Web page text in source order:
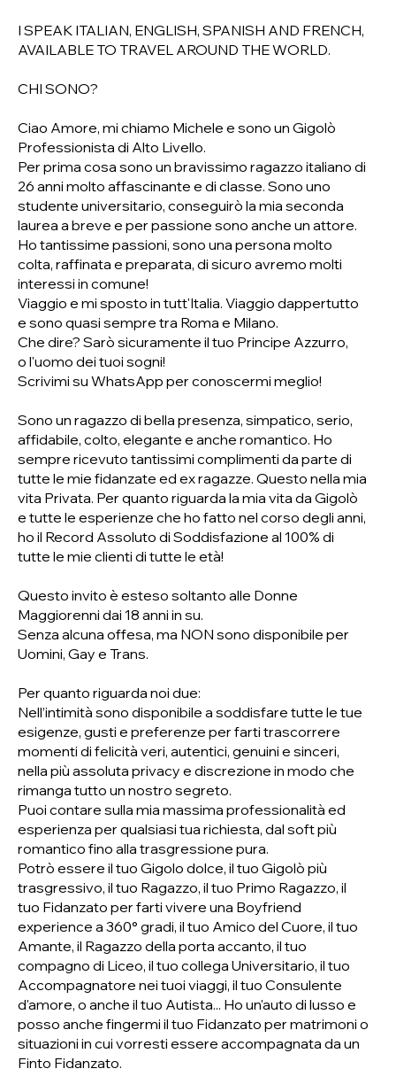
I SPEAK ITALIAN, ENGLISH, SPANISH AND FRENCH,
AVAILABLE TO TRAVEL AROUND THE WORLD.
CHI SONO?
Ciao Amore, mi chiamo Michele e sono un Gigolò
Professionista di Alto Livello.
Per prima cosa sono un bravissimo ragazzo italiano di
26 anni molto affascinante e di classe. Sono uno
studente universitario, conseguirò la mia seconda
laurea a breve e per passione sono anche un attore.
Ho tantissime passioni, sono una persona molto
colta, raffinata e preparata, di sicuro avremo molti
interessi in comune!
Viaggio e mi sposto in tutt'Italia. Viaggio dappertutto
e sono quasi sempre tra Roma e Milano.
Che dire? Sarò sicuramente il tuo Principe Azzurro,
o l'uomo dei tuoi sogni!
Scrivimi su WhatsApp per conoscermi meglio!
Sono un ragazzo di bella presenza, simpatico, serio,
affidabile, colto, elegante e anche romantico. Ho
sempre ricevuto tantissimi complimenti da parte di
tutte le mie fidanzate ed ex ragazze. Questo nella mia
vita Privata. Per quanto riguarda la mia vita da Gigolò
e tutte le esperienze che ho fatto nel corso degli anni,
ho il Record Assoluto di Soddisfazione al 100% di
tutte le mie clienti di tutte le età!
Questo invito è esteso soltanto alle Donne
Maggiorenni dai 18 anni in su.
Senza alcuna offesa, ma NON sono disponibile per
Uomini, Gay e Trans.
Per quanto riguarda noi due:
Nell’intimità sono disponibile a soddisfare tutte le tue
esigenze, gusti e preferenze per farti trascorrere
momenti di felicità veri, autentici, genuini e sinceri,
nella più assoluta privacy e discrezione in modo che
rimanga tutto un nostro segreto.
Puoi contare sulla mia massima professionalità ed
esperienza per qualsiasi tua richiesta, dal soft più
romantico fino alla trasgressione pura.
Potrò essere il tuo Gigolo dolce, il tuo Gigolò più
trasgressivo, il tuo Ragazzo, il tuo Primo Ragazzo, il
tuo Fidanzato per farti vivere una Boyfriend
experience a 360° gradi, il tuo Amico del Cuore, il tuo
Amante, il Ragazzo della porta accanto, il tuo
compagno di Liceo, il tuo collega Universitario, il tuo
Accompagnatore nei tuoi viaggi, il tuo Consulente
d'amore, o anche il tuo Autista... Ho un'auto di lusso e
posso anche fingermi il tuo Fidanzato per matrimoni o
situazioni in cui vorresti essere accompagnata da un
Finto Fidanzato.